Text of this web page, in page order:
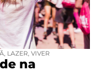
, LAZER, VIVER
na